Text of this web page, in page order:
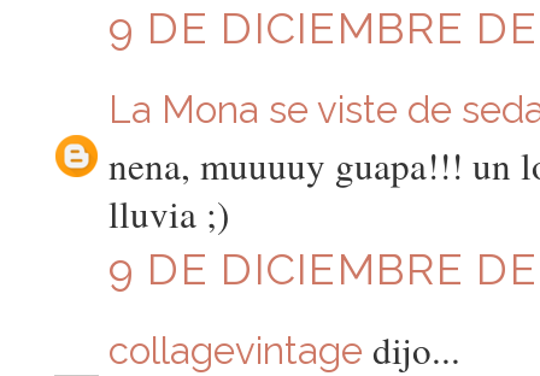
9 DE DICIEMBRE
La Mona se viste de
nena, muuuuy guapa!!! un
lluvia ;)
9 DE DICIEMBRE
collagevintage dijo...